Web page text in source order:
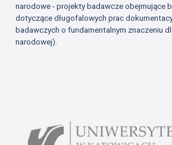
narodowe - projekty badawcze obejmujące
dotyczące długofalowych prac
badawczych o fundamentalnym znaczeniu
narodowej).